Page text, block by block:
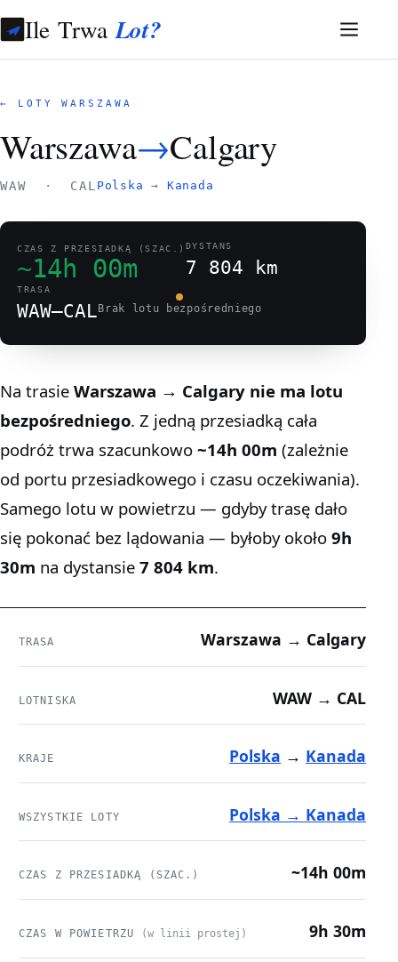
Ile TrwaLot?
← LOTY WARSZAWA
Warszawa→Calgary
WAW · CAL Polska → Kanada
CZAS Z PRZESIADKĄ (SZAC.)
~14h 00m
DYSTANS
7 804 km
TRASA
WAW–CALBrak lotu bezpośredniego
Na trasie Warszawa → Calgary nie ma lotu
bezpośredniego. Z jedną przesiadką cała
podróż trwa szacunkowo ~14h 00m (zależnie
od portu przesiadkowego i czasu oczekiwania).
Samego lotu w powietrzu — gdyby trasę dało
się pokonać bez lądowania — byłoby około 9h
30m na dystansie 7 804 km.
TRASA Warszawa → Calgary
LOTNISKA WAW → CAL
KRAJE Polska → Kanada
WSZYSTKIE LOTY Polska → Kanada
CZAS Z PRZESIADKĄ (SZAC.) ~14h 00m
CZAS W POWIETRZU (w linii prostej) 9h 30m